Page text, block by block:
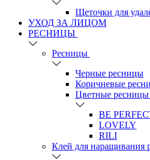
Щеточки для
УХОД ЗА ЛИЦОМ
РЕСНИЦЫ
Ресницы
Черные ресницы
Коричневые
Цветные ресницы
BE
LOVELY
RILI
Клей для наращивания